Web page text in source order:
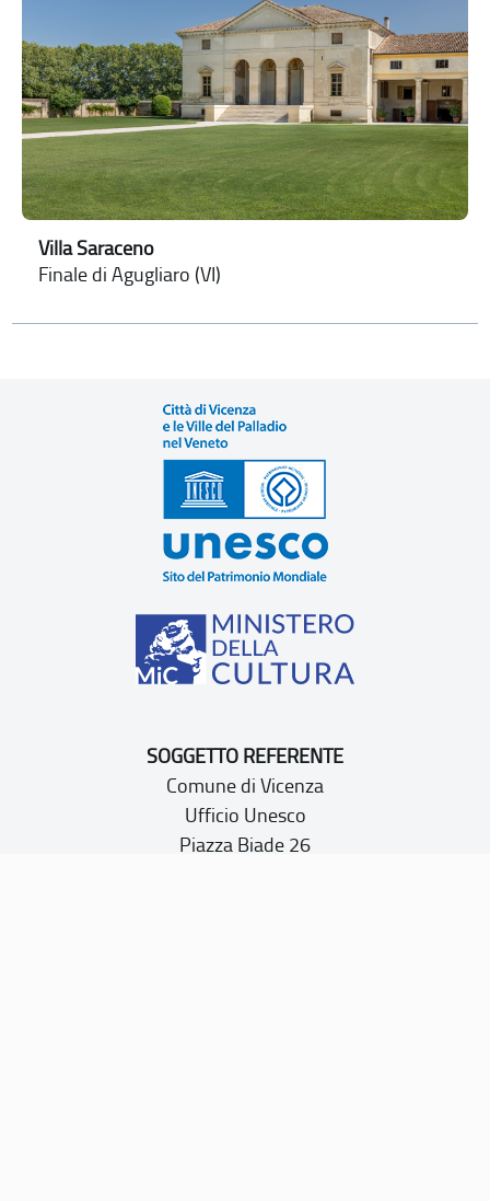
Villa Saraceno
Finale di Agugliaro (VI)
SOGGETTO REFERENTE
Comune di Vicenza
Ufficio Unesco
Piazza Biade 26